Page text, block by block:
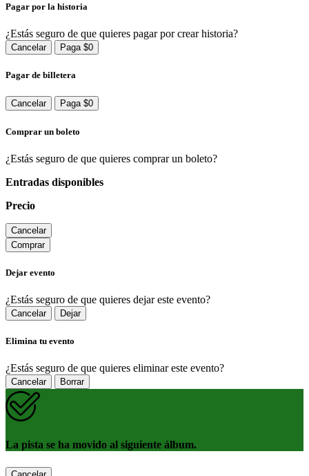
Pagar por la historia
¿Estás seguro de que quieres pagar por crear historia?
Cancelar Paga $0
Pagar de billetera
Cancelar Paga $0
Comprar un boleto
¿Estás seguro de que quieres comprar un boleto?
Entradas disponibles
Precio
Cancelar
Comprar
Dejar evento
¿Estás seguro de que quieres dejar este evento?
Cancelar Dejar
Elimina tu evento
¿Estás seguro de que quieres eliminar este evento?
Cancelar Borrar
La pista se ha movido al siguiente álbum.